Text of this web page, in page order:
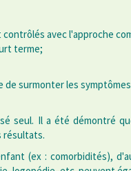
avec l'approche
terme;
surmonter les
seul. Il a été démontré
résultats.
(ex : comorbidités),